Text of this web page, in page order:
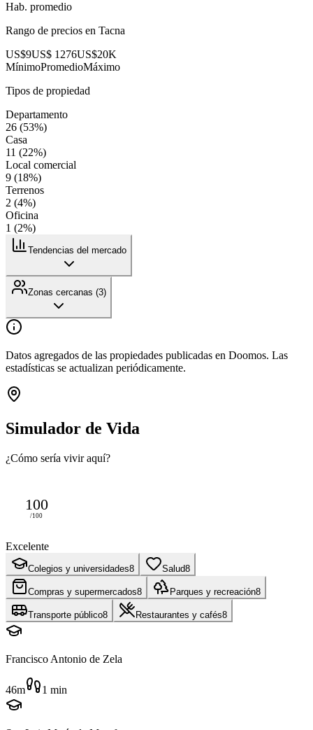
Hab. promedio
Rango de precios en Tacna
US$9US$ 1276US$20K
MínimoPromedioMáximo
Tipos de propiedad
Departamento
26 (53%)
Casa
11 (22%)
Local comercial
9 (18%)
Terrenos
2 (4%)
Oficina
1 (2%)
Tendencias del mercado
Zonas cercanas (3)
Datos agregados de las propiedades publicadas en Doomos. Las
estadísticas se actualizan periódicamente.
Simulador de Vida
¿Cómo sería vivir aquí?
100
/100
Excelente
Colegios y universidades8 Salud8
Compras y supermercados8 Parques y recreación8
Transporte público8 Restaurantes y cafés8
Francisco Antonio de Zela
46m 1 min